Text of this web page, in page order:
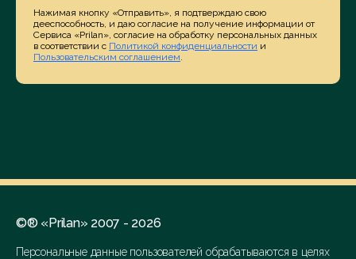
Нажимая кнопку «Отправить», я подтверждаю свою
дееспособность, и даю согласие на получение информации от
Сервиса «Prilan», согласие на обработку персональных данных
в соответствии с Политикой конфиденциальности и
Пользовательским соглашением.
©® «Prilan» 2007 - 2026
Персональные данные пользователей обрабатываются в целях